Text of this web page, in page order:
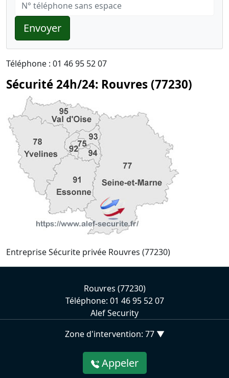
Envoyer
Téléphone : 01 46 95 52 07
Sécurité 24h/24: Rouvres (77230)
Entreprise Sécurite privée Rouvres (77230)
Rouvres (77230)
Téléphone: 01 46 95 52 07
Alef Security
Zone d'intervention: 77 ▼
Appeler